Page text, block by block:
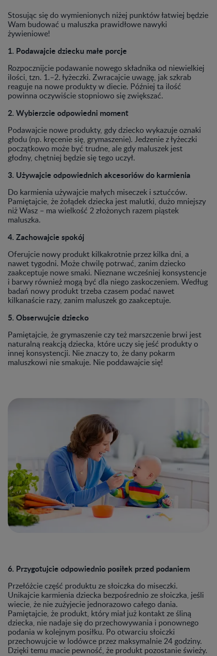
Stosując się do wymienionych niżej punktów łatwiej będzie
Wam budować u maluszka prawidłowe nawyki
żywieniowe!
1. Podawajcie dziecku małe porcje
Rozpocznijcie podawanie nowego składnika od niewielkiej
ilości, tzn. 1.–2. łyżeczki. Zwracajcie uwagę, jak szkrab
reaguje na nowe produkty w diecie. Później ta ilość
powinna oczywiście stopniowo się zwiększać.
2. Wybierzcie odpowiedni moment
Podawajcie nowe produkty, gdy dziecko wykazuje oznaki
głodu (np. kręcenie się, grymaszenie). Jedzenie z łyżeczki
początkowo może być trudne, ale gdy maluszek jest
głodny, chętniej będzie się tego uczył.
3. Używajcie odpowiednich akcesoriów do karmienia
Do karmienia używajcie małych miseczek i sztućców.
Pamiętajcie, że żołądek dziecka jest malutki, dużo mniejszy
niż Wasz – ma wielkość 2 złożonych razem piąstek
maluszka.
4. Zachowajcie spokój
Oferujcie nowy produkt kilkakrotnie przez kilka dni, a
nawet tygodni. Może chwilę potrwać, zanim dziecko
zaakceptuje nowe smaki. Nieznane wcześniej konsystencje
i barwy również mogą być dla niego zaskoczeniem. Według
badań nowy produkt trzeba czasem podać nawet
kilkanaście razy, zanim maluszek go zaakceptuje.
5. Obserwujcie dziecko
Pamiętajcie, że grymaszenie czy też marszczenie brwi jest
naturalną reakcją dziecka, które uczy się jeść produkty o
innej konsystencji. Nie znaczy to, że dany pokarm
maluszkowi nie smakuje. Nie poddawajcie się!
6. Przygotujcie odpowiednio posiłek przed podaniem
Przełóżcie część produktu ze słoiczka do miseczki.
Unikajcie karmienia dziecka bezpośrednio ze słoiczka, jeśli
wiecie, że nie zużyjecie jednorazowo całego dania.
Pamiętajcie, że produkt, który miał już kontakt ze śliną
dziecka, nie nadaje się do przechowywania i ponownego
podania w kolejnym posiłku. Po otwarciu słoiczki
przechowujcie w lodówce przez maksymalnie 24 godziny.
Dzięki temu macie pewność, że produkt pozostanie świeży.